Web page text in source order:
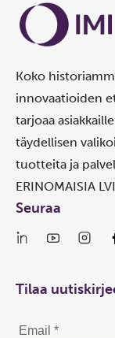
Koko
innovaatioiden
tarjoaa
täydellisen
tuotteita ja
ERINOMAISIA
Seuraa
Tilaa